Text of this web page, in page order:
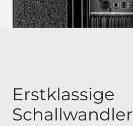
Erstklassige
Schallwandler